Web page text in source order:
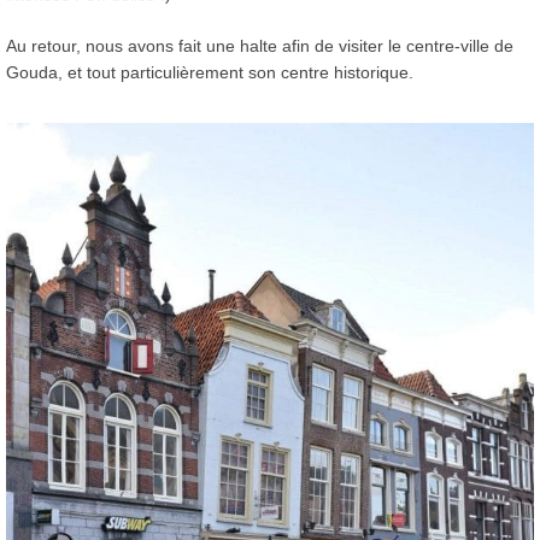
Au retour, nous avons fait une halte afin de visiter le centre-ville de
Gouda, et tout particulièrement son centre historique.